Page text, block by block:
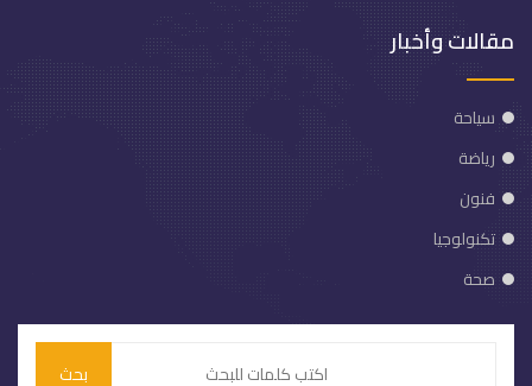
مقالات وأخبار
سياحة
رياضة
فنون
تكنولوجيا
صحة
بحث